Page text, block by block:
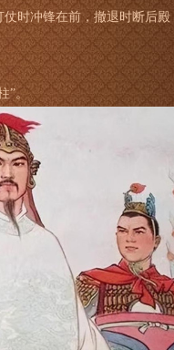
时冲锋在前，撤退时断后殿
”。